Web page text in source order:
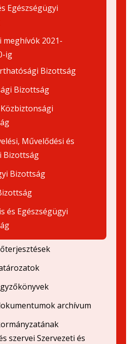
Egészségügyi
meghívók 2021-
ig
Bizottság
Bizottság
Művelődési és
Bizottság
Bizottság
és Egészségügyi
archívum
szervei Szervezeti és